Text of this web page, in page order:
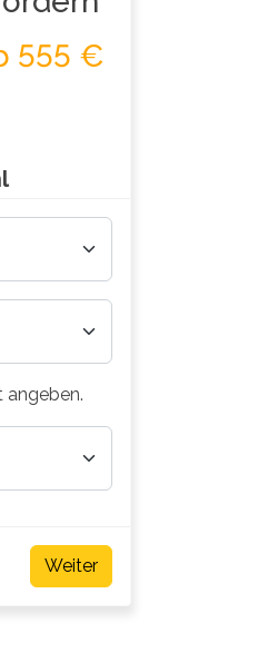
555 €
angeben.
Weiter